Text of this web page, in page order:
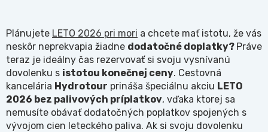
Plánujete LETO 2026 pri mori a chcete mať istotu, že vás
neskôr neprekvapia žiadne dodatočné doplatky? Práve
teraz je ideálny čas rezervovať si svoju vysnívanú
dovolenku s istotou konečnej ceny. Cestovná
kancelária Hydrotour prináša špeciálnu akciu LETO
2026 bez palivových príplatkov, vďaka ktorej sa
nemusíte obávať dodatočných poplatkov spojených s
vývojom cien leteckého paliva. Ak si svoju dovolenku